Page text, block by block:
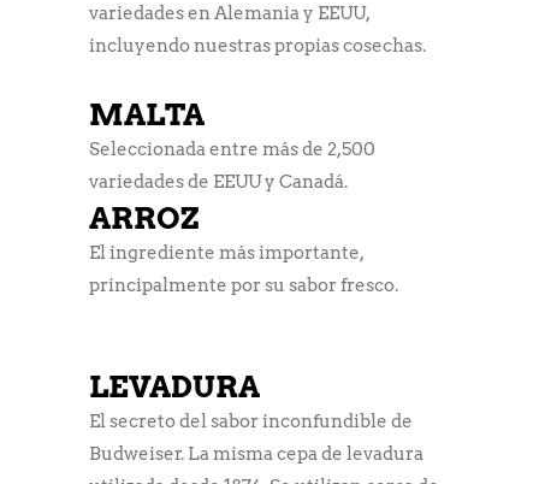
variedades en Alemania y EEUU,
incluyendo nuestras propias cosechas.
MALTA
Seleccionada entre más de 2,500
variedades de EEUU y Canadá.
ARROZ
El ingrediente más importante,
principalmente por su sabor fresco.
LEVADURA
El secreto del sabor inconfundible de
Budweiser. La misma cepa de levadura